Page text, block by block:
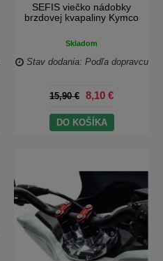
SEFIS viečko nádobky
brzdovej kvapaliny Kymco
Skladom
Stav dodania: Podľa dopravcu
15,90 € 8,10 €
DO KOŠÍKA